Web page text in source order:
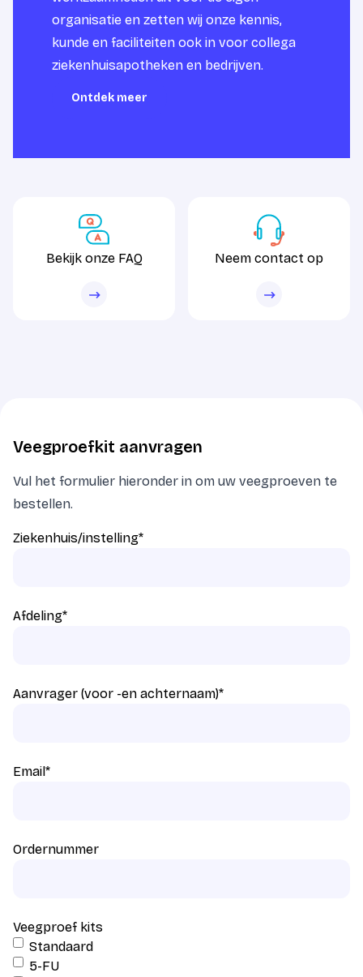
organisatie en zetten wij onze kennis,
kunde en faciliteiten ook in voor collega
ziekenhuisapotheken en bedrijven.
Ontdek meer
Bekijk onze FAQ Neem contact op
Veegproefkit aanvragen
Vul het formulier hieronder in om uw veegproeven te
bestellen.
Ziekenhuis/instelling*
Afdeling*
Aanvrager (voor -en achternaam)*
Email*
Ordernummer
Veegproef kits
Standaard
5-FU